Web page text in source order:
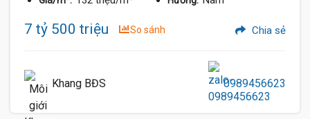
7 tỷ 500 triệu So sánh Chia sẻ
Khang BĐS 0989456623